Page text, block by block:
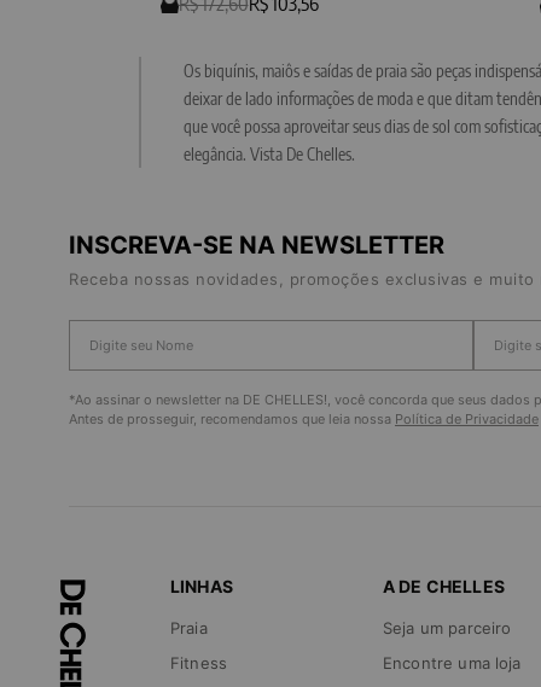
Os biquínis, maiôs e saídas de praia são peças
deixar de lado informações de moda e que ditam
que você possa aproveitar seus dias de sol com
elegância. Vista De Chelles.
INSCREVA-SE NA NEWSLETTER
Receba nossas novidades, promoções exclusivas e muito
*Ao assinar o newsletter na DE CHELLES!, você concorda que seus
Antes de prosseguir, recomendamos que leia nossa Política de Privacidade
LINHAS
Praia
Fitness
A DE CHELLES
Seja um parceiro
Encontre uma loja